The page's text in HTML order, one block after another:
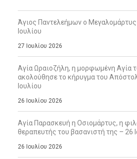
Άγιος Παντελεήμων ο Μεγαλομάρτυς
Ιουλίου
27 Ιουλίου 2026
Αγία Ωραιοζήλη, η μορφωμένη Αγία
ακολούθησε το κήρυγμα του
Ιουλίου
26 Ιουλίου 2026
Αγία Παρασκευή η Οσιομάρτυς, η
θεραπευτής του βασανιστή της – 26
26 Ιουλίου 2026